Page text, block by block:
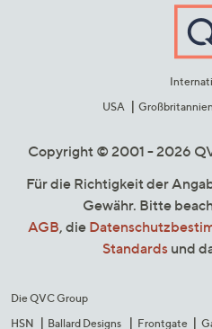
USA
Großbritannien
Copyright © 2001 - 2026
Für die Richtigkeit der
Gewähr. Bitte
AGB, die
Standards und
Die QVC Group
HSN
Ballard Designs Frontgate